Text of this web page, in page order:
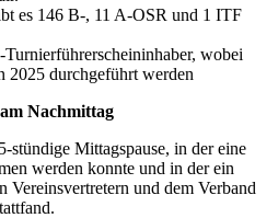
für soziale Medien anbieten
auf unsere Website zu
wir Informationen zu Ihrer
an unsere Partner für
und Analysen weiter. Unsere
möglicherweise mit
die Sie ihnen bereitgestellt
Ihrer Nutzung der Dienste
es 146 B-, 11 A-OSR und 1 ITF
wobei
2025 durchgeführt werden
Nachmittag
stündige Mittagspause, in der eine
werden konnte und in der ein
Vereinsvertretern und dem Verband